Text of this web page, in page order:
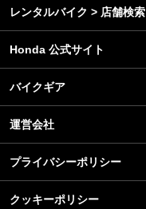
レンタルバイク > 店舗検索
Honda 公式サイト
バイクギア
運営会社
プライバシーポリシー
クッキーポリシー